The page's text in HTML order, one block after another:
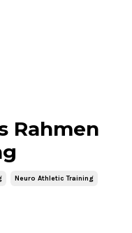
Rahmen
Neuro Athletic Training